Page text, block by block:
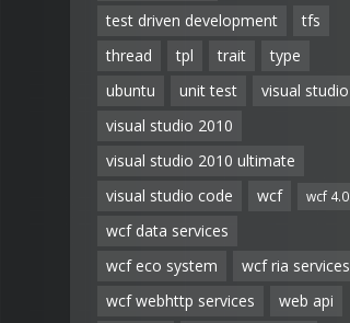
test driven development
tfs
thread
tpl trait
type
ubuntu
unit test
visual studio
visual studio 2010
visual studio 2010 ultimate
visual studio code
wcf wcf 4.0
wcf data services
wcf eco system
wcf ria services
wcf webhttp services
web api